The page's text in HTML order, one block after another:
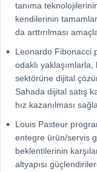
tanıma
kendilerinin
da arttırılması
Leonardo Fibonacci
odaklı
sektörüne dijital
Sahada dijital satış
hız kazanılması
Louis Pasteur
entegre ürün/servis
beklentilerinin
altyapısı